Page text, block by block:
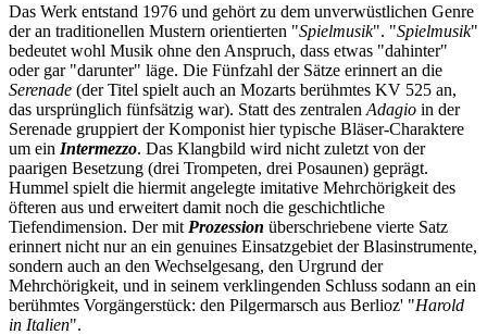
Das Werk entstand 1976 und gehört zu dem unverwüstlichen Genre
der an traditionellen Mustern orientierten "Spielmusik". "Spielmusik"
bedeutet wohl Musik ohne den Anspruch, dass etwas "dahinter"
oder gar "darunter" läge. Die Fünfzahl der Sätze erinnert an die
Serenade (der Titel spielt auch an Mozarts berühmtes KV 525 an,
das ursprünglich fünfsätzig war). Statt des zentralen Adagio in der
Serenade gruppiert der Komponist hier typische Bläser-Charaktere
um ein Intermezzo. Das Klangbild wird nicht zuletzt von der
paarigen Besetzung (drei Trompeten, drei Posaunen) geprägt.
Hummel spielt die hiermit angelegte imitative Mehrchörigkeit des
öfteren aus und erweitert damit noch die geschichtliche
Tiefendimension. Der mit Prozession überschriebene vierte Satz
erinnert nicht nur an ein genuines Einsatzgebiet der Blasinstrumente,
sondern auch an den Wechselgesang, den Urgrund der
Mehrchörigkeit, und in seinem verklingenden Schluss sodann an ein
berühmtes Vorgängerstück: den Pilgermarsch aus Berlioz' "Harold
in Italien".